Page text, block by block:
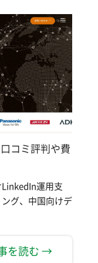
コミ評判や費
運用支
グ、中国向けデ
を読む →